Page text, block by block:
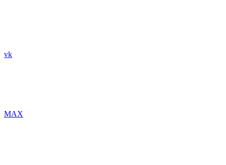
vk
MAX